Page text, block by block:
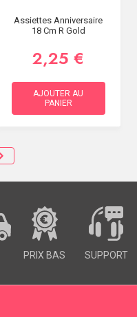
Assiettes Anniversaire
18 Cm R Gold
2,25 €
AJOUTER AU
PANIER
PRIX BAS SUPPORT